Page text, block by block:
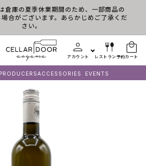
庫の夏季休業期間のため、一部商品の
合がございます。あらかじめご了承くだ
さい。
アカウント レストラン予約カート
ACCESSORIES EVENTS